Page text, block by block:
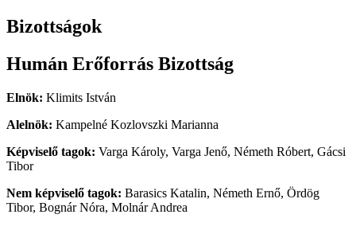
Bizottságok
Humán Erőforrás Bizottság
Elnök: Klimits István
Alelnök: Kampelné Kozlovszki Marianna
Képviselő tagok: Varga Károly, Varga Jenő, Németh Róbert, Gácsi
Tibor
Nem képviselő tagok: Barasics Katalin, Németh Ernő, Ördög
Tibor, Bognár Nóra, Molnár Andrea